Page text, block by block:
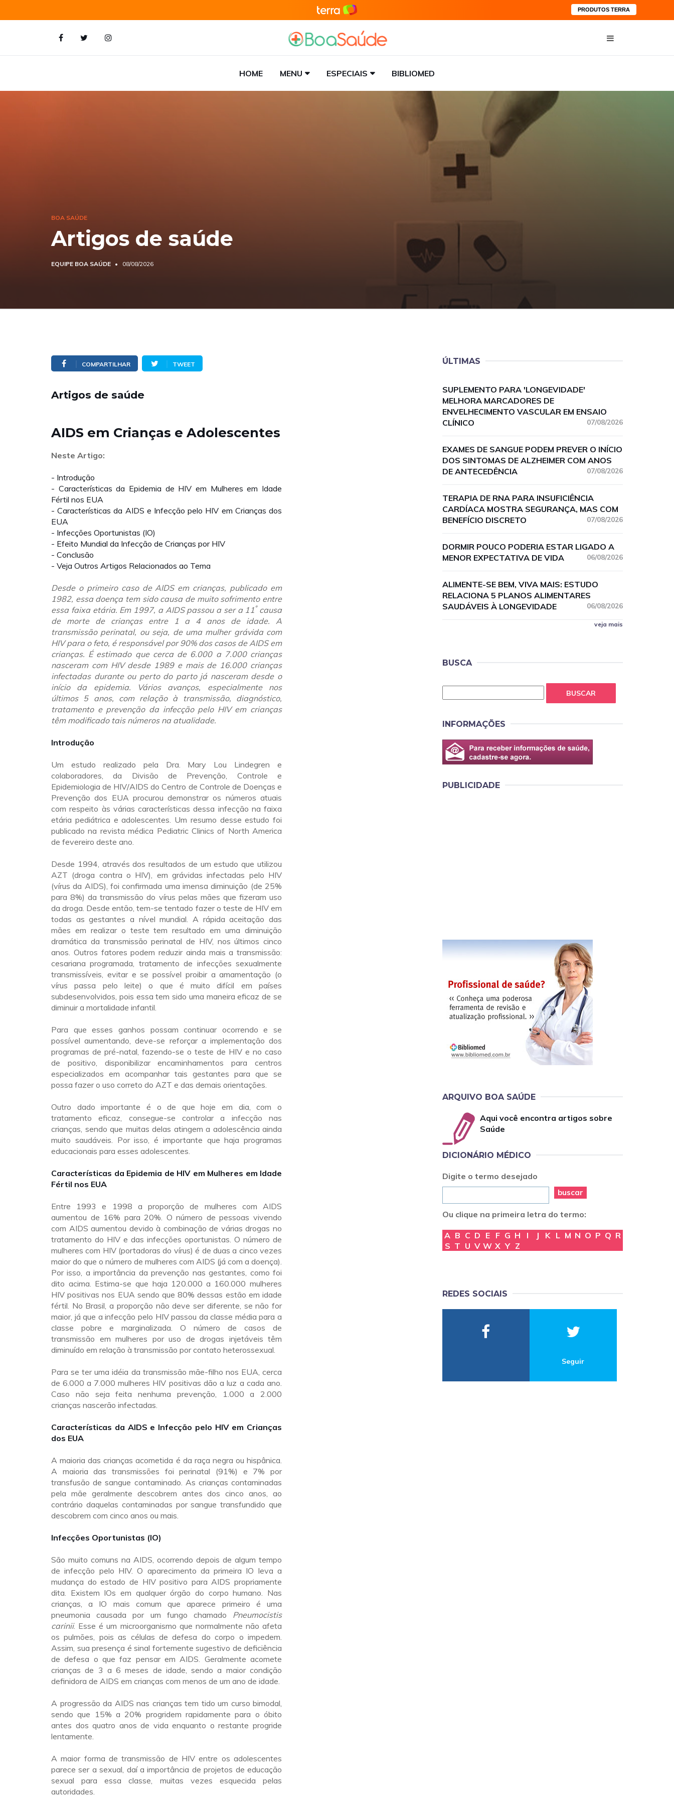
PRODUTOS TERRA
HOME MENU ESPECIAIS BIBLIOMED
BOA SAÚDE
Artigos de saúde
EQUIPE BOA SAÚDE 08/08/2026
COMPARTILHAR TWEET
Artigos de saúde
AIDS em Crianças e Adolescentes
Neste Artigo:
- Introdução
- Características da Epidemia de HIV em Mulheres em Idade
Fértil nos EUA
- Características da AIDS e Infecção pelo HIV em Crianças dos
EUA
- Infecções Oportunistas (IO)
- Efeito Mundial da Infecção de Crianças por HIV
- Conclusão
- Veja Outros Artigos Relacionados ao Tema
Desde o primeiro caso de AIDS em crianças, publicado em
1982, essa doença tem sido causa de muito sofrimento entre
essa faixa etária. Em 1997, a AIDS passou a ser a 11 ºcausa
de morte de crianças entre 1 a 4 anos de idade. A
transmissão perinatal, ou seja, de uma mulher grávida com
HIV para o feto, é responsável por 90% dos casos de AIDS em
crianças. É estimado que cerca de 6.000 a 7.000 crianças
nasceram com HIV desde 1989 e mais de 16.000 crianças
infectadas durante ou perto do parto já nasceram desde o
início da epidemia. Vários avanços, especialmente nos
últimos 5 anos, com relação à transmissão, diagnóstico,
tratamento e prevenção da infecção pelo HIV em crianças
têm modificado tais números na atualidade.
Introdução
Um estudo realizado pela Dra. Mary Lou Lindegren e
colaboradores, da Divisão de Prevenção, Controle e
Epidemiologia de HIV/AIDS do Centro de Controle de Doenças e
Prevenção dos EUA procurou demonstrar os números atuais
com respeito às várias características dessa infecção na faixa
etária pediátrica e adolescentes. Um resumo desse estudo foi
publicado na revista médica Pediatric Clinics of North America
de fevereiro deste ano.
Desde 1994, através dos resultados de um estudo que utilizou
AZT (droga contra o HIV), em grávidas infectadas pelo HIV
(vírus da AIDS), foi confirmada uma imensa diminuição (de 25%
para 8%) da transmissão do vírus pelas mães que fizeram uso
da droga. Desde então, tem-se tentado fazer o teste de HIV em
todas as gestantes a nível mundial. A rápida aceitação das
mães em realizar o teste tem resultado em uma diminuição
dramática da transmissão perinatal de HIV, nos últimos cinco
anos. Outros fatores podem reduzir ainda mais a transmissão:
cesariana programada, tratamento de infecções sexualmente
transmissíveis, evitar e se possível proibir a amamentação (o
vírus passa pelo leite) o que é muito difícil em países
subdesenvolvidos, pois essa tem sido uma maneira eficaz de se
diminuir a mortalidade infantil.
Para que esses ganhos possam continuar ocorrendo e se
possível aumentando, deve-se reforçar a implementação dos
programas de pré-natal, fazendo-se o teste de HIV e no caso
de positivo, disponibilizar encaminhamentos para centros
especializados em acompanhar tais gestantes para que se
possa fazer o uso correto do AZT e das demais orientações.
Outro dado importante é o de que hoje em dia, com o
tratamento eficaz, consegue-se controlar a infecção nas
crianças, sendo que muitas delas atingem a adolescência ainda
muito saudáveis. Por isso, é importante que haja programas
educacionais para esses adolescentes.
Características da Epidemia de HIV em Mulheres em Idade
Fértil nos EUA
Entre 1993 e 1998 a proporção de mulheres com AIDS
aumentou de 16% para 20%. O número de pessoas vivendo
com AIDS aumentou devido à combinação de várias drogas no
tratamento do HIV e das infecções oportunistas. O número de
mulheres com HIV (portadoras do vírus) é de duas a cinco vezes
maior do que o número de mulheres com AIDS (já com a doença).
Por isso, a importância da prevenção nas gestantes, como foi
dito acima. Estima-se que haja 120.000 a 160.000 mulheres
HIV positivas nos EUA sendo que 80% dessas estão em idade
fértil. No Brasil, a proporção não deve ser diferente, se não for
maior, já que a infecção pelo HIV passou da classe média para a
classe pobre e marginalizada. O número de casos de
transmissão em mulheres por uso de drogas injetáveis têm
diminuído em relação à transmissão por contato heterossexual.
Para se ter uma idéia da transmissão mãe-filho nos EUA, cerca
de 6.000 a 7.000 mulheres HIV positivas dão a luz a cada ano.
Caso não seja feita nenhuma prevenção, 1.000 a 2.000
crianças nascerão infectadas.
Características da AIDS e Infecção pelo HIV em Crianças
dos EUA
A maioria das crianças acometida é da raça negra ou hispânica.
A maioria das transmissões foi perinatal (91%) e 7% por
transfusão de sangue contaminado. As crianças contaminadas
pela mãe geralmente descobrem antes dos cinco anos, ao
contrário daquelas contaminadas por sangue transfundido que
descobrem com cinco anos ou mais.
Infecções Oportunistas (IO)
São muito comuns na AIDS, ocorrendo depois de algum tempo
de infecção pelo HIV. O aparecimento da primeira IO leva a
mudança do estado de HIV positivo para AIDS propriamente
dita. Existem IOs em qualquer órgão do corpo humano. Nas
crianças, a IO mais comum que aparece primeiro é uma
pneumonia causada por um fungo chamado Pneumocistis
carinii. Esse é um microorganismo que normalmente não afeta
os pulmões, pois as células de defesa do corpo o impedem.
Assim, sua presença é sinal fortemente sugestivo de deficiência
de defesa o que faz pensar em AIDS. Geralmente acomete
crianças de 3 a 6 meses de idade, sendo a maior condição
definidora de AIDS em crianças com menos de um ano de idade.
A progressão da AIDS nas crianças tem tido um curso bimodal,
sendo que 15% a 20% progridem rapidamente para o óbito
antes dos quatro anos de vida enquanto o restante progride
lentamente.
A maior forma de transmissão de HIV entre os adolescentes
parece ser a sexual, daí a importância de projetos de educação
sexual para essa classe, muitas vezes esquecida pelas
autoridades.
ÚLTIMAS
SUPLEMENTO PARA 'LONGEVIDADE'
MELHORA MARCADORES DE
ENVELHECIMENTO VASCULAR EM ENSAIO
CLÍNICO
07/08/2026
EXAMES DE SANGUE PODEM PREVER O INÍCIO
DOS SINTOMAS DE ALZHEIMER COM ANOS
DE ANTECEDÊNCIA
07/08/2026
TERAPIA DE RNA PARA INSUFICIÊNCIA
CARDÍACA MOSTRA SEGURANÇA, MAS COM
BENEFÍCIO DISCRETO
07/08/2026
DORMIR POUCO PODERIA ESTAR LIGADO A
MENOR EXPECTATIVA DE VIDA
06/08/2026
ALIMENTE-SE BEM, VIVA MAIS: ESTUDO
RELACIONA 5 PLANOS ALIMENTARES
SAUDÁVEIS À LONGEVIDADE
06/08/2026
veja mais
BUSCA
BUSCAR
INFORMAÇÕES
PUBLICIDADE
ARQUIVO BOA SAÚDE
Aqui você encontra artigos sobre
Saúde
DICIONÁRIO MÉDICO
Digite o termo desejado
buscar
Ou clique na primeira letra do termo:
A B C D E F G H I J K L M N O P Q R
S T U V W X Y Z
REDES SOCIAIS
Seguir